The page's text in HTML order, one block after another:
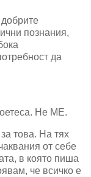
познания,
да
Не МЕ.
това. На тях
от себе
в която пиша
че всичко е